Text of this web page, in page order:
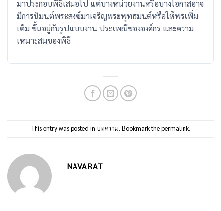
มาประกอบพิธีเสมอไป แต่บางหน่วยงานหรือบางโอกาสอาจ
มีการนิมนต์พระสงฆ์มาเจริญพระพุทธมนต์หรือให้พรเพิ่ม
เติม ขึ้นอยู่กับรูปแบบงาน ประเพณีขององค์กร และความ
เหมาะสมของพิธี
This entry was posted in บทความ. Bookmark thepermalink.
NAVARAT